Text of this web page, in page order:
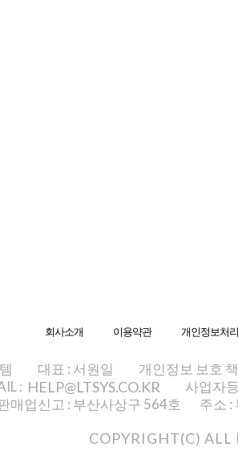
회사소개 이용약관 개인정보처
대표 : 서원일 개인정보 보호
: HELP@LTSYS.CO.KR 사업자
매업신고 : 부산사상구 564호 주소 :
COPYRIGHT(C) ALL